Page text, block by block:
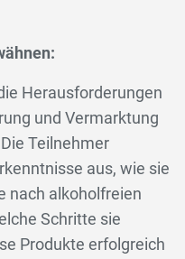
Herausforderungen
und Vermarktung
Teilnehmer
aus, wie sie
nach alkoholfreien
Schritte sie
Produkte erfolgreich